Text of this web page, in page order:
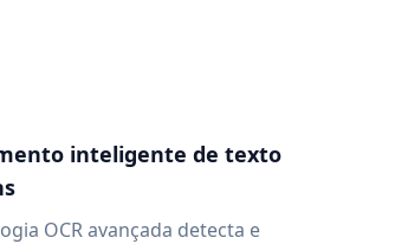
inteligente de texto
OCR avançada detecta e